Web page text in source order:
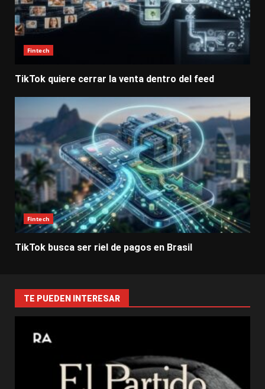
Fintech
TikTok quiere cerrar la venta dentro del feed
Fintech
TikTok busca ser riel de pagos en Brasil
TE PUEDEN INTERESAR